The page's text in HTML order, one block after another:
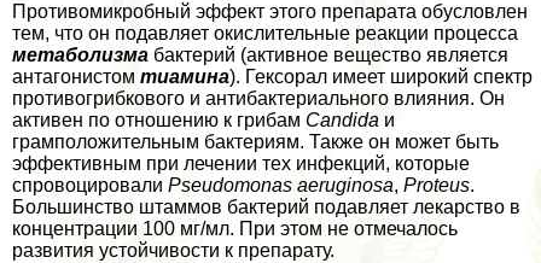
Противомикробный эффект этого препарата обусловлен
тем, что он подавляет окислительные реакции процесса
метаболизма бактерий (активное вещество является
антагонистом тиамина). Гексорал имеет широкий спектр
противогрибкового и антибактериального влияния. Он
активен по отношению к грибам Candida и
грамположительным бактериям. Также он может быть
эффективным при лечении тех инфекций, которые
спровоцировали Pseudomonas aeruginosa, Proteus.
Большинство штаммов бактерий подавляет лекарство в
концентрации 100 мг/мл. При этом не отмечалось
развития устойчивости к препарату.